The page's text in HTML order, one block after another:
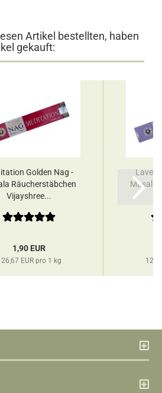
Artikel bestellten, haben
gekauft:
Golden Nag -
Räucherstäbchen
Vijayshree...
1,90 EUR
EUR pro 1 kg
Masala